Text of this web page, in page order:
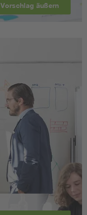
Vorschlag äußern